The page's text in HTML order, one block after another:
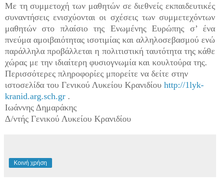
Με τη συμμετοχή των μαθητών σε διεθνείς εκπαιδευτικές
συναντήσεις ενισχύονται οι σχέσεις των συμμετεχόντων
μαθητών στο πλαίσιο της Ενωμένης Ευρώπης σ’ ένα
πνεύμα αμοιβαιότητας ισοτιμίας και αλληλοσεβασμού ενώ
παράλληλα προβάλλεται η πολιτιστική ταυτότητα της κάθε
χώρας με την ιδιαίτερη φυσιογνωμία και κουλτούρα της.
Περισσότερες πληροφορίες μπορείτε να δείτε στην
ιστοσελίδα του Γενικού Λυκείου Κρανιδίου http://1lyk-
kranid.arg.sch.gr .
Ιωάννης Δημαράκης
Δ/ντής Γενικού Λυκείου Κρανιδίου
Κοινή χρήση